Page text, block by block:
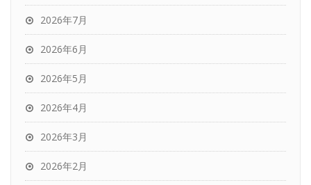
2026年7月
2026年6月
2026年5月
2026年4月
2026年3月
2026年2月